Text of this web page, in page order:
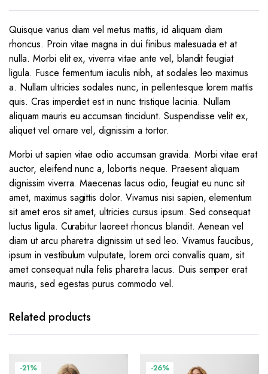
Quisque varius diam vel metus mattis, id aliquam diam
rhoncus. Proin vitae magna in dui finibus malesuada et at
nulla. Morbi elit ex, viverra vitae ante vel, blandit feugiat
ligula. Fusce fermentum iaculis nibh, at sodales leo maximus
a. Nullam ultricies sodales nunc, in pellentesque lorem mattis
quis. Cras imperdiet est in nunc tristique lacinia. Nullam
aliquam mauris eu accumsan tincidunt. Suspendisse velit ex,
aliquet vel ornare vel, dignissim a tortor.
Morbi ut sapien vitae odio accumsan gravida. Morbi vitae erat
auctor, eleifend nunc a, lobortis neque. Praesent aliquam
dignissim viverra. Maecenas lacus odio, feugiat eu nunc sit
amet, maximus sagittis dolor. Vivamus nisi sapien, elementum
sit amet eros sit amet, ultricies cursus ipsum. Sed consequat
luctus ligula. Curabitur laoreet rhoncus blandit. Aenean vel
diam ut arcu pharetra dignissim ut sed leo. Vivamus faucibus,
ipsum in vestibulum vulputate, lorem orci convallis quam, sit
amet consequat nulla felis pharetra lacus. Duis semper erat
mauris, sed egestas purus commodo vel.
Related products
-21% -26%